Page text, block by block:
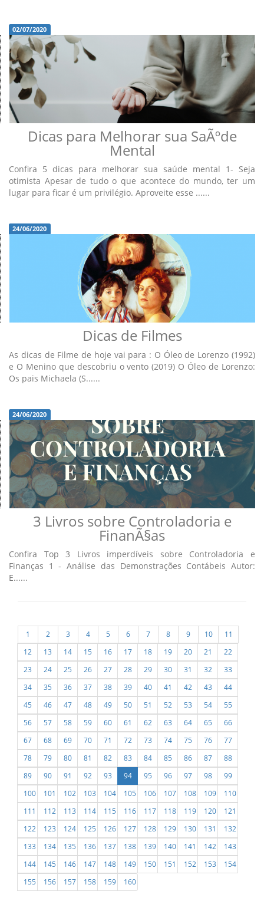
02/07/2020
Dicas para Melhorar sua SaÃºde
Mental
Confira 5 dicas para melhorar sua saúde mental 1- Seja
otimista Apesar de tudo o que acontece do mundo, ter um
lugar para ficar é um privilégio. Aproveite esse ......
24/06/2020
Dicas de Filmes
As dicas de Filme de hoje vai para : O Óleo de Lorenzo (1992)
e O Menino que descobriu o vento (2019) O Óleo de Lorenzo:
Os pais Michaela (S......
24/06/2020
3 Livros sobre Controladoria e
FinanÃ§as
Confira Top 3 Livros imperdíveis sobre Controladoria e
Finanças 1 - Análise das Demonstrações Contábeis Autor:
E......
1 2 3 4 5 6 7 8 9 10
11
12
13 14 15 16 17 18 19 20 21
22
23
24 25 26 27 28 29 30 31 32
33
34
35 36 37 38 39 40 41 42 43
44
45
46 47 48 49 50 51 52 53 54
55
56
57 58 59 60 61 62 63 64 65
66
67
68 69 70 71 72 73 74 75 76
77
78
79 80 81 82 83 84 85 86 87
88
89
90 91 92 93 94 95 96 97 98
99
100
101 102 103 104 105 106 107 108 109
110
111
112 113 114 115 116 117 118 119 120
121
122
123 124 125 126 127 128 129 130 131
132
133
134 135 136 137 138 139 140 141 142
143
144
145 146 147 148 149 150 151 152 153
154
155
156 157 158 159 160